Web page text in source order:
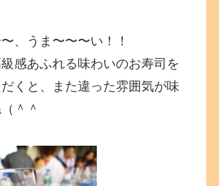
、うま〜〜〜い！！
感あふれる味わいのお寿司を
くと、また違った雰囲気が味
＾＾